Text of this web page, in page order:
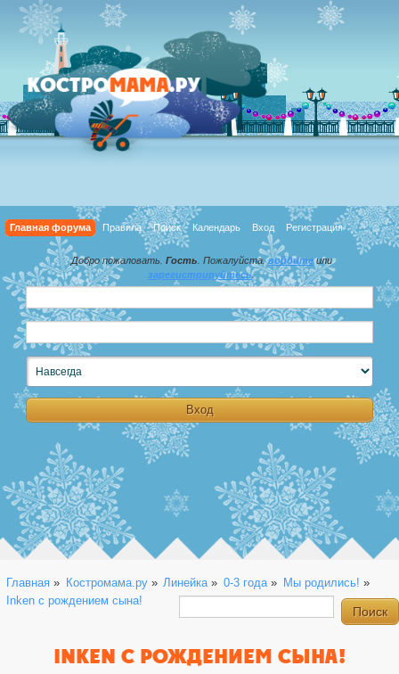
Главная форума Правила Поиск Календарь Вход Регистрация
Добро пожаловать, Гость . Пожалуйста,войдитеили
зарегистрируйтесь.
Главная » Костромама.ру» Линейка » 0-3 года» Мы родились! »
Inken с рождением сына!
INKEN С РОЖДЕНИЕМ СЫНА!